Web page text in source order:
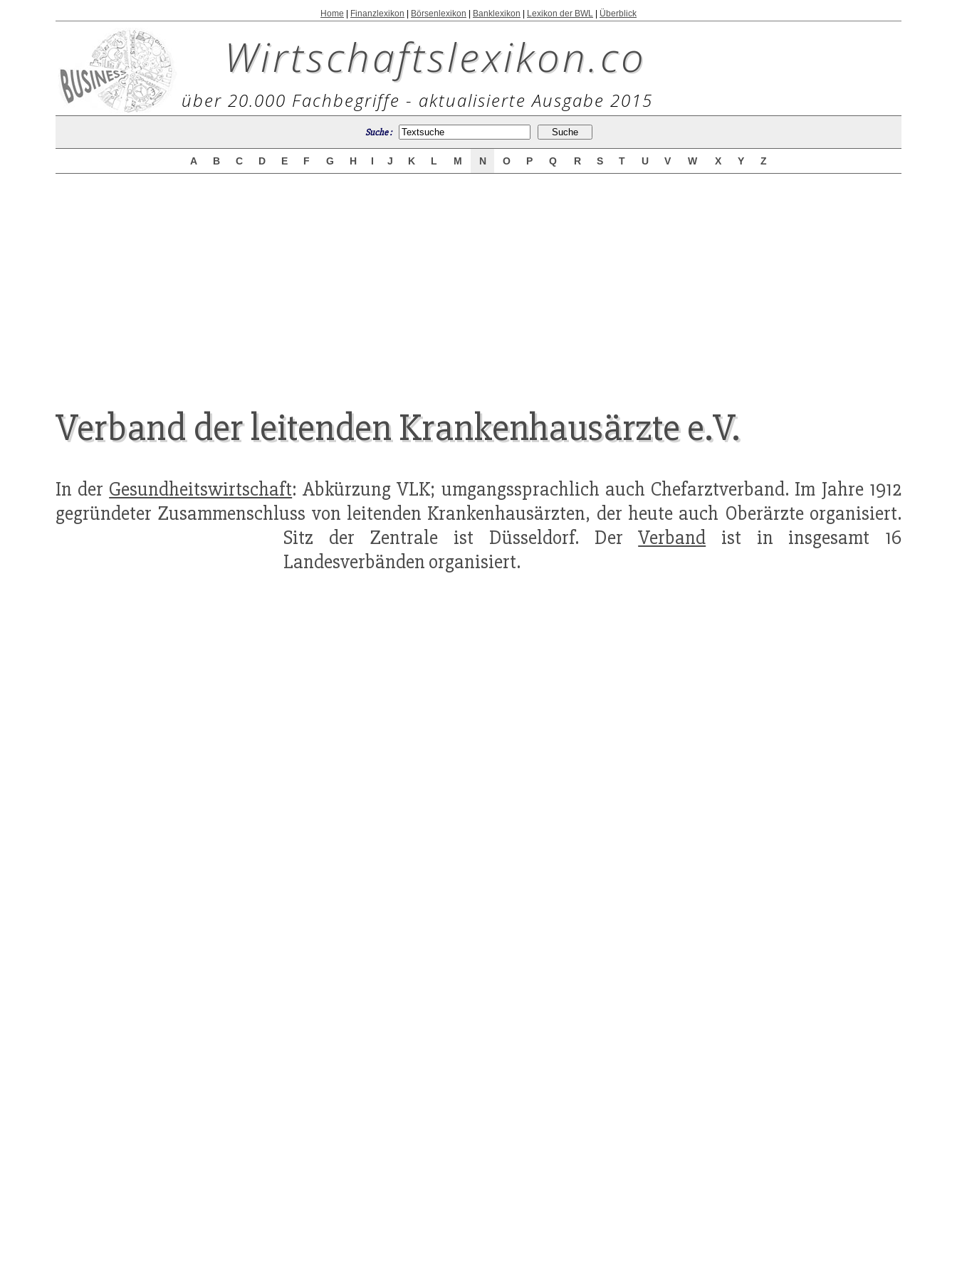
Home Finanzlexikon Börsenlexikon Banklexikon Lexikon der BWL Überblick
Wirtschaftslexikon.co
über 20.000 Fachbegriffe - aktualisierte Ausgabe 2015
Suche :
A B C D E F G H I J K L M N O P Q R S T U V W X Y Z
Verband der leitenden Krankenhausärzte e.V.
In der Gesundheitswirtschaft: Abkürzung VLK; umgangssprachlich auch Chefarztverband. Im Jahre 1912
gegründeter Zusammenschluss von leitenden Krankenhausärzten, der heute auch Oberärzte organisiert.
Sitz der Zentrale ist Düsseldorf. DerVerband ist in insgesamt 16
Landesverbänden organisiert.